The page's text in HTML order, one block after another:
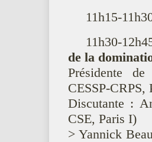
11h15-
11h30-
de la
Présidente
CESSP-CRPS,
Discutante :
CSE, Paris I)
> Yannick